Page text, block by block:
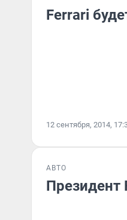
Ferrari
12 сентября, 2014,
АВТО
Президент